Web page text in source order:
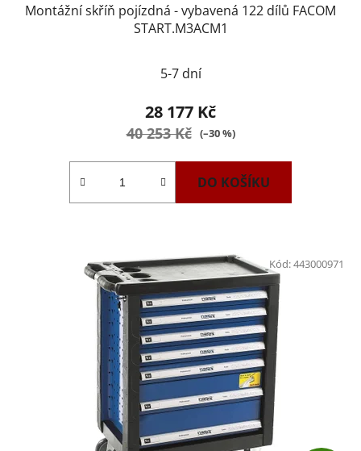
Montážní skříň pojízdná - vybavená 122 dílů FACOM
START.M3ACM1
5-7 dní
28 177 Kč
40 253 Kč (–30 %)
DO KOŠÍKU
Kód:443000971